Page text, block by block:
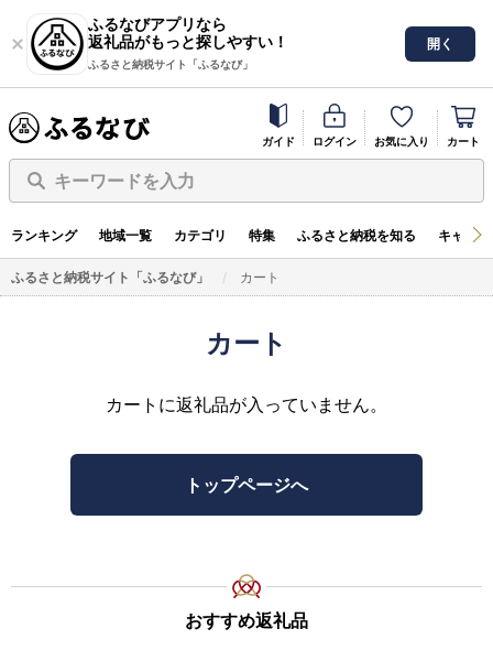
ふるなびアプリなら
返礼品がもっと探しやすい！
ふるさと納税サイト「ふるなび」
開く
ガイド ログイン お気に入り カート
キーワードを入力
ランキング 地域一覧 カテゴリ 特集 ふるさと納税を知る キャン
ふるさと納税サイト「ふるなび」 カート
カート
カートに返礼品が入っていません。
トップページへ
おすすめ返礼品